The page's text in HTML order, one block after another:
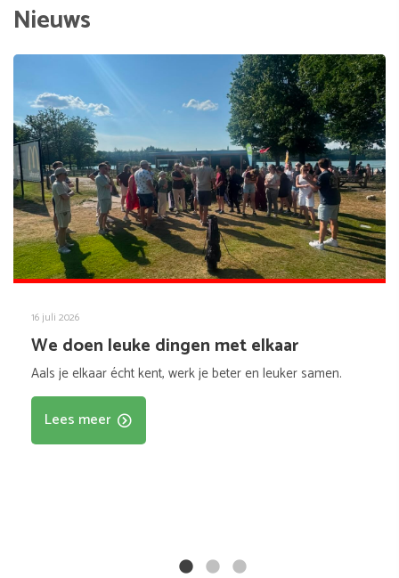
Nieuws
16 juli 2026
We doen leuke dingen met elkaar
Aals je elkaar écht kent, werk je beter en leuker samen.
Lees meer